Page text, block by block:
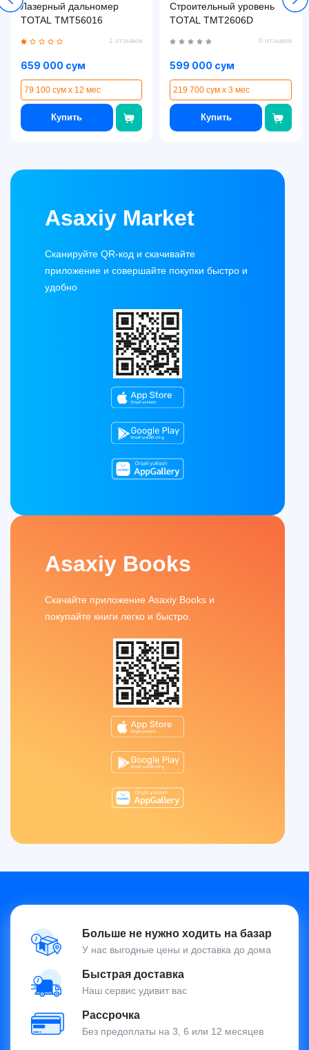
Лазерный дальномер
TOTAL TMT56016
1 отзывов
659 000 сум
79 100 сум x 12 мес
Купить
Строительный уровень
TOTAL TMT2606D
0 отзывов
599 000 сум
219 700 сум x 3 мес
Купить
Asaxiy Market
Сканируйте QR-код и скачивайте
приложение и совершайте покупки быстро и
удобно
Asaxiy Books
Скачайте приложение Asaxiy Books и
покупайте книги легко и быстро.
Больше не нужно ходить на базар
У нас выгодные цены и доставка до дома
Быстрая доставка
Наш сервис удивит вас
Рассрочка
Без предоплаты на 3, 6 или 12 месяцев